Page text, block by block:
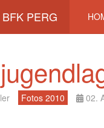
PERG
Fotos 2010 02.